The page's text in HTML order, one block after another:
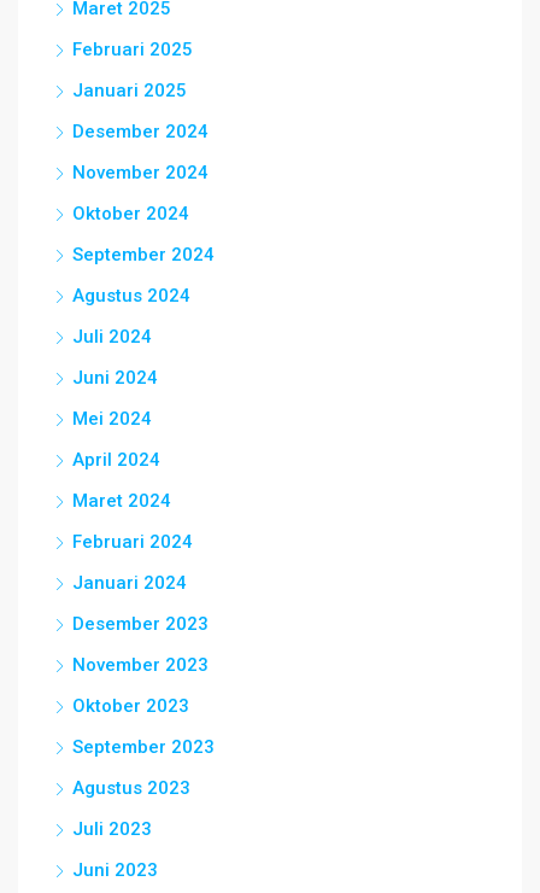
Maret 2025
Februari 2025
Januari 2025
Desember 2024
November 2024
Oktober 2024
September 2024
Agustus 2024
Juli 2024
Juni 2024
Mei 2024
April 2024
Maret 2024
Februari 2024
Januari 2024
Desember 2023
November 2023
Oktober 2023
September 2023
Agustus 2023
Juli 2023
Juni 2023